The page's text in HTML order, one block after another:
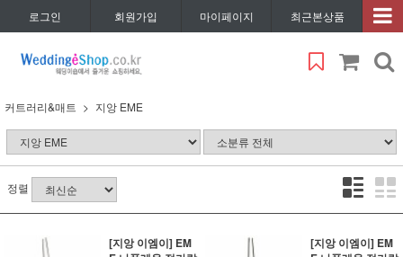
로그인 회원가입 마이페이지 최근본상품
커트러리&매트 지앙 EME
정렬
[지앙 이엠이] EM
[지앙 이엠이] EM